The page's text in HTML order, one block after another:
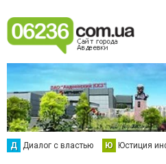
Д Диалог с властью Ю Юстиция